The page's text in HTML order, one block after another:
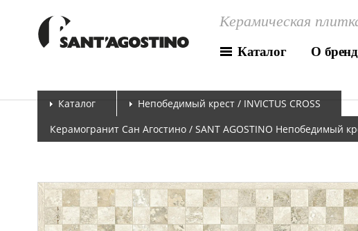
Керамическая
Каталог О
Каталог
Непобедимый крест / INVICTUS CROSS
Керамогранит Сан Агостино / SANT AGOSTINO Непобедимый